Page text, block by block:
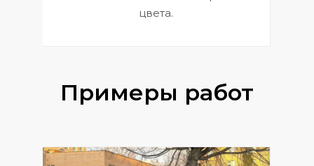
цвета.
Примеры работ